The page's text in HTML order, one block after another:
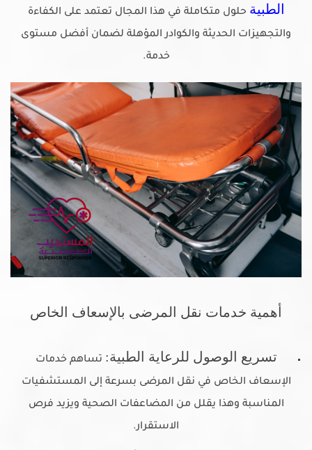
الطبية حلول متكاملة في هذا المجال تعتمد على الكفاءة
والتجهيزات الحديثة والكوادر المؤهلة لضمان أفضل مستوى
خدمة.
أهمية خدمات نقل المرضى بالإسعاف الخاص
تسريع الوصول للرعاية الطبية: تساهم خدمات
الإسعاف الخاص في نقل المرضى بسرعة إلى المستشفيات
المناسبة وهذا يقلل من المضاعفات الصحية ويزيد فرص
الاستقرار.